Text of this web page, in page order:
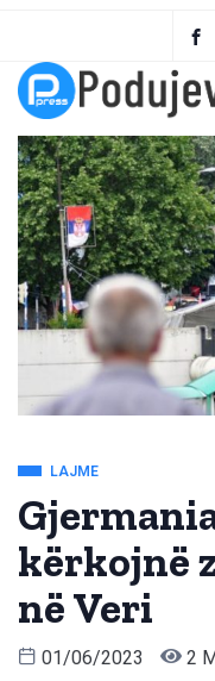
LAJME
kërkojnë
në Veri
01/06/2023 2